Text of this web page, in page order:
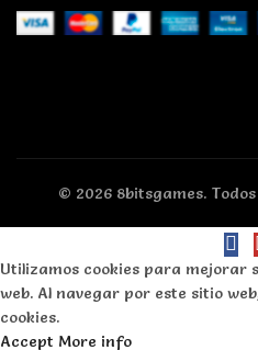
© 2026 8bitsgames.
Utilizamos cookies para mejorar
web. Al navegar por este sitio
cookies.
Accept More info